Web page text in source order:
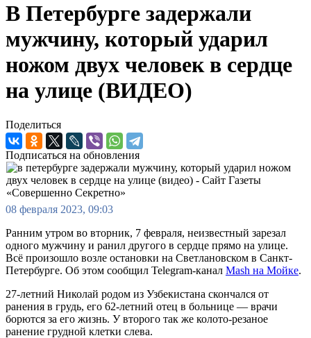
В Петербурге задержали
мужчину, который ударил
ножом двух человек в сердце
на улице (ВИДЕО)
Поделиться
Подписаться на обновления
08 февраля 2023, 09:03
Ранним утром во вторник, 7 февраля, неизвестный зарезал
одного мужчину и ранил другого в сердце прямо на улице.
Всё произошло возле остановки на Светлановском в Санкт-
Петербурге. Об этом сообщил Telegram-канал Mash на Мойке.
27-летний Николай родом из Узбекистана скончался от
ранения в грудь, его 62-летний отец в больнице — врачи
борются за его жизнь. У второго так же колото-резаное
ранение грудной клетки слева.